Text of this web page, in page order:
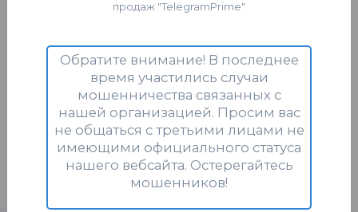
доступ к чату технической
поддержки прямо в
программе.
Техническая поддержка оказывает
помощь исключительно по
вопросам:
продаж "TelegramPrime"
Обратите внимание! В последнее
время участились случаи
мошенничества связанных с
нашей организацией. Просим вас
не общаться с третьими лицами не
имеющими официального статуса
нашего вебсайта. Остерегайтесь
мошенников!